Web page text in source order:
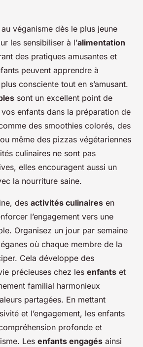
au véganisme dès le plus jeune
les sensibiliser à l’alimentation
des pratiques amusantes et
peuvent apprendre à
consciente tout en s’amusant.
sont un excellent point de
enfants dans la préparation de
des smoothies colorés, des
même des pizzas végétariennes
culinaires ne sont pas
elles encouragent aussi un
la nourriture saine.
des activités culinaires en
l’engagement vers une
Organisez un jour par semaine
où chaque membre de la
Cela développe des
précieuses chez les enfants et
familial harmonieux
partagées. En mettant
et l’engagement, les enfants
profonde et
Les enfants engagés ainsi